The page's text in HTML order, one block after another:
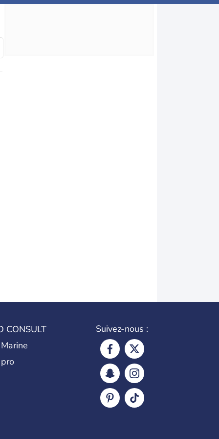
CONSULT
Suivez-nous :